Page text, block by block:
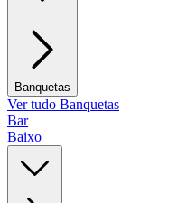
Banquetas
Ver tudo Banquetas
Bar
Baixo